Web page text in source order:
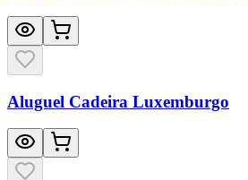
Aluguel Cadeira Luxemburgo